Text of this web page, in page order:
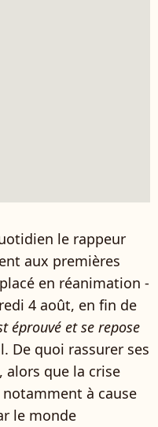
le rappeur
aux premières
en réanimation -
4 août, en fin de
éprouvé et se repose
De quoi rassurer ses
alors que la crise
à cause
le monde